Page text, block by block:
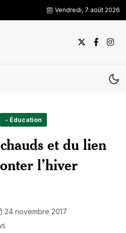
Vendredi, 7 août 2026
- Éducation
et du lien
l’hiver
24 novembre 2017